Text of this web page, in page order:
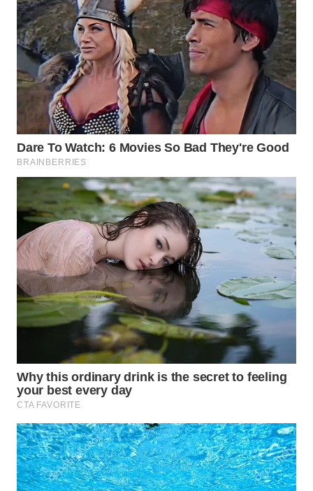
WN
KARO
WN
SIMALUNGUN
WN
LABUHANBATU
WN
TAPANULI
TENGAH
WN DELI
SERDANG
TEBING
TINGGI
PAKPAK
WN
WN
BEKASI